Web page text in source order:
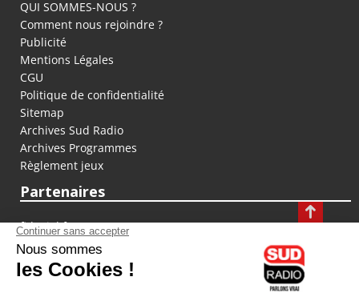
QUI SOMMES-NOUS ?
Comment nous rejoindre ?
Publicité
Mentions Légales
CGU
Politique de confidentialité
Sitemap
Archives Sud Radio
Archives Programmes
Règlement jeux
Partenaires
fiducial.fr
lyoncapitale.fr
olympique-et-lyonnais.com